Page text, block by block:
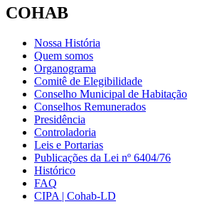
COHAB
Nossa História
Quem somos
Organograma
Comitê de Elegibilidade
Conselho Municipal de Habitação
Conselhos Remunerados
Presidência
Controladoria
Leis e Portarias
Publicações da Lei nº 6404/76
Histórico
FAQ
CIPA | Cohab-LD